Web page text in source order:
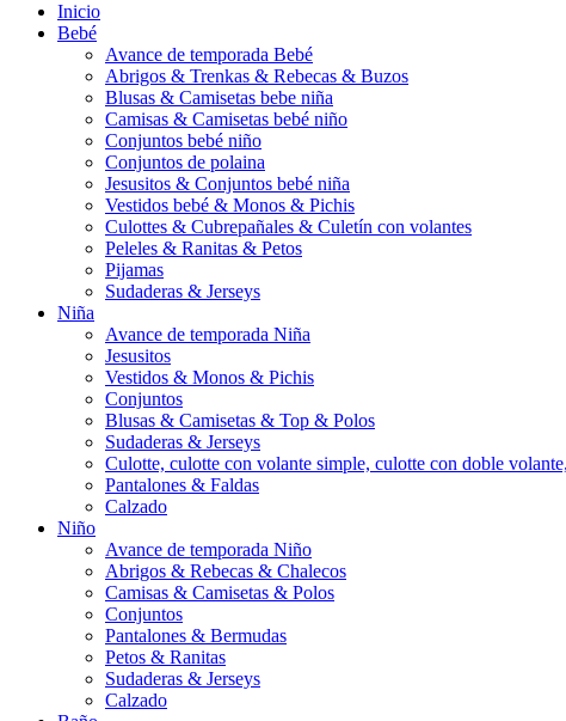
Inicio
Bebé
Avance de temporada Bebé
Abrigos & Trenkas & Rebecas & Buzos
Blusas & Camisetas bebe niña
Camisas & Camisetas bebé niño
Conjuntos bebé niño
Conjuntos de polaina
Jesusitos & Conjuntos bebé niña
Vestidos bebé & Monos & Pichis
Culottes & Cubrepañales & Culetín con volantes
Peleles & Ranitas & Petos
Pijamas
Sudaderas & Jerseys
Niña
Avance de temporada Niña
Jesusitos
Vestidos & Monos & Pichis
Conjuntos
Blusas & Camisetas & Top & Polos
Sudaderas & Jerseys
Culotte, culotte con volante simple, culotte con doble
Pantalones & Faldas
Calzado
Niño
Avance de temporada Niño
Abrigos & Rebecas & Chalecos
Camisas & Camisetas & Polos
Conjuntos
Pantalones & Bermudas
Petos & Ranitas
Sudaderas & Jerseys
Calzado